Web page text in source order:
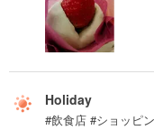
Holiday
#飲食店 #ショッピ